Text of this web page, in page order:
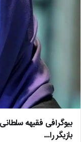
بیوگرافی فقیهه
بازیگر را…